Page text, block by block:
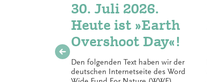
30. Juli 2026.
Heute ist »Earth
Overshoot Day«!
Den folgenden Text haben wir der
deutschen Internetseite des Word